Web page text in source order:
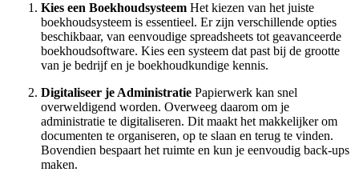
Kies een Boekhoudsysteem Het kiezen van het juiste
boekhoudsysteem is essentieel. Er zijn verschillende opties
beschikbaar, van eenvoudige spreadsheets tot geavanceerde
boekhoudsoftware. Kies een systeem dat past bij de grootte
van je bedrijf en je boekhoudkundige kennis.
Digitaliseer je Administratie Papierwerk kan snel
overweldigend worden. Overweeg daarom om je
administratie te digitaliseren. Dit maakt het makkelijker om
documenten te organiseren, op te slaan en terug te vinden.
Bovendien bespaart het ruimte en kun je eenvoudig back-ups
maken.